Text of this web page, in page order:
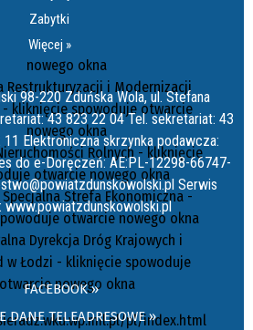
Zabytki
Więcej »
98-220 Zduńska Wola, ul. Stefana
43 823 22 04 Tel. sekretariat: 43
Elektroniczna skrzynka podawcza:
do e-Doręczeń: AE:PL-12298-66747-
Serwis
www.powiatzdunskowolski.pl
FACEBOOK »
DANE TELEADRESOWE »